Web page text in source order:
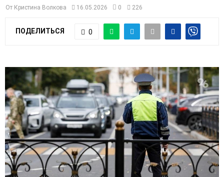
R
Y
E
N
U
От Кристина Волкова 16.05.2026 0 226
ПОДЕЛИТЬСЯ 0